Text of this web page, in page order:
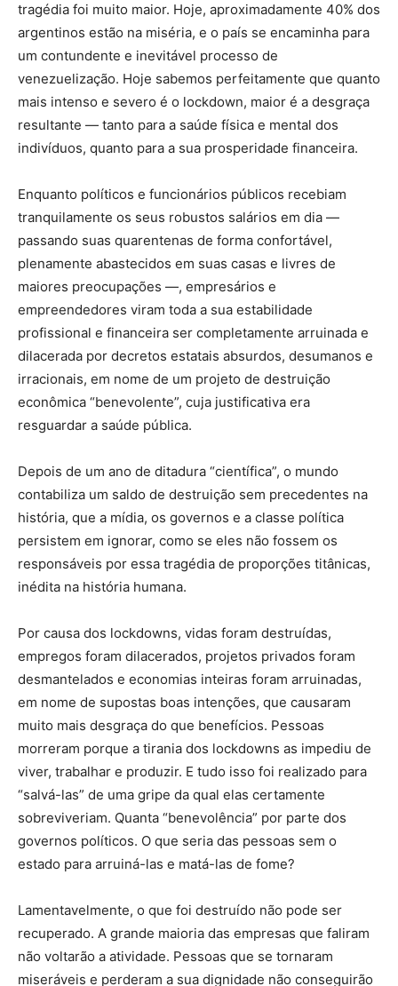
tragédia foi muito maior. Hoje, aproximadamente 40% dos
argentinos estão na miséria, e o país se encaminha para
um contundente e inevitável processo de
venezuelização. Hoje sabemos perfeitamente que quanto
mais intenso e severo é o lockdown, maior é a desgraça
resultante — tanto para a saúde física e mental dos
indivíduos, quanto para a sua prosperidade financeira.
Enquanto políticos e funcionários públicos recebiam
tranquilamente os seus robustos salários em dia —
passando suas quarentenas de forma confortável,
plenamente abastecidos em suas casas e livres de
maiores preocupações —, empresários e
empreendedores viram toda a sua estabilidade
profissional e financeira ser completamente arruinada e
dilacerada por decretos estatais absurdos, desumanos e
irracionais, em nome de um projeto de destruição
econômica “benevolente”, cuja justificativa era
resguardar a saúde pública.
Depois de um ano de ditadura “científica”, o mundo
contabiliza um saldo de destruição sem precedentes na
história, que a mídia, os governos e a classe política
persistem em ignorar, como se eles não fossem os
responsáveis por essa tragédia de proporções titânicas,
inédita na história humana.
Por causa dos lockdowns, vidas foram destruídas,
empregos foram dilacerados, projetos privados foram
desmantelados e economias inteiras foram arruinadas,
em nome de supostas boas intenções, que causaram
muito mais desgraça do que benefícios. Pessoas
morreram porque a tirania dos lockdowns as impediu de
viver, trabalhar e produzir. E tudo isso foi realizado para
“salvá-las” de uma gripe da qual elas certamente
sobreviveriam. Quanta “benevolência” por parte dos
governos políticos. O que seria das pessoas sem o
estado para arruiná-las e matá-las de fome?
Lamentavelmente, o que foi destruído não pode ser
recuperado. A grande maioria das empresas que faliram
não voltarão a atividade. Pessoas que se tornaram
miseráveis e perderam a sua dignidade não conseguirão